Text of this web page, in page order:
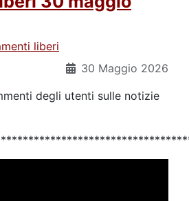
liberi
30 Maggio 2026
degli utenti sulle notizie